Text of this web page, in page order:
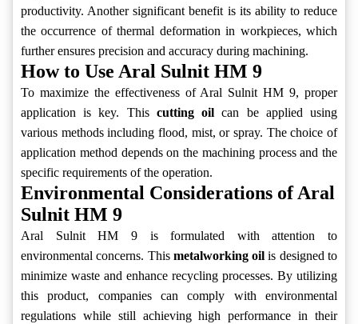
productivity. Another significant benefit is its ability to reduce
the occurrence of thermal deformation in workpieces, which
further ensures precision and accuracy during machining.
How to Use Aral Sulnit HM 9
To maximize the effectiveness of Aral Sulnit HM 9, proper
application is key. This cutting oil can be applied using
various methods including flood, mist, or spray. The choice of
application method depends on the machining process and the
specific requirements of the operation.
Environmental Considerations of Aral
Sulnit HM 9
Aral Sulnit HM 9 is formulated with attention to
environmental concerns. This metalworking oil is designed to
minimize waste and enhance recycling processes. By utilizing
this product, companies can comply with environmental
regulations while still achieving high performance in their